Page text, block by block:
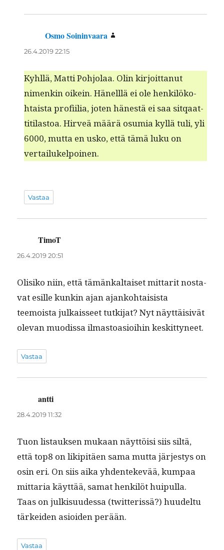
Osmo Soininvaara
26.4.2019 22:15
Kyh­llä, Mat­ti Pohjo­laa. Olin kir­joit­tanut
nimenkin oikein. Hänel­l­lä ei ole henkilöko­
htaista profi­il­ia, joten hänestä ei saa sitqaat­
ti­ti­las­toa. Hirveä määrä osum­ia kyl­lä tuli, yli
6000, mut­ta en usko, että tämä luku on
vertailukelpoinen.
Vastaa
TimoT
26.4.2019 20:51
Olisiko niin, että tämänkaltaiset mit­tar­it nos­ta­
vat esille kunkin ajan ajanko­htai­sista
teemoista julkaisseet tutk­i­jat? Nyt näyt­täi­sivät
ole­van muodis­sa ilmas­toa­sioi­hin keskittyneet.
Vastaa
antti
28.4.2019 11:32
Tuon lis­tauk­sen mukaan näyt­töisi siis siltä,
että top8 on likip­itäen sama mut­ta järjestys on
osin eri. On siis aika yhden­tekevää, kumpaa
mit­taria käyt­tää, samat henkilöt huip­ul­la.
Taas on julk­isu­udessa (twit­teris­sä?) huudel­tu
tärkei­den asioiden perään.
Vastaa